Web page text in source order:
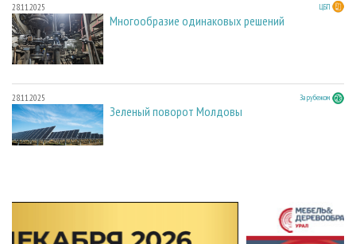
28.11.2025 ЦБП
Многообразие одинаковых решений
28.11.2025 За рубежом
Зеленый поворот Молдовы